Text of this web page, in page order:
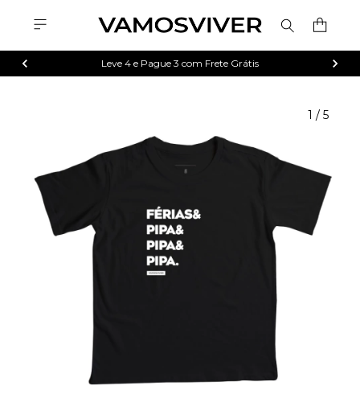
Leve 4 e Pague 3 com Frete Grátis
1 / 5